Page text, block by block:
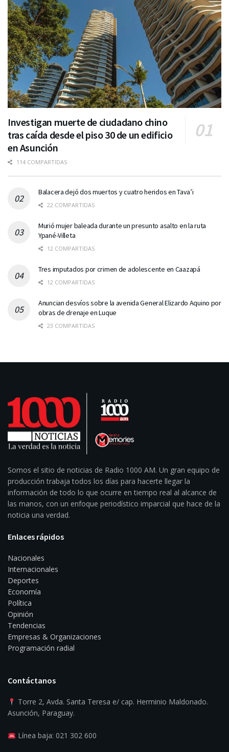
Investigan muerte de ciudadano chino
tras caída desde el piso 30 de un edificio
en Asunción
114 COMPARTIDAS
Balacera dejó dos muertos y cuatro heridos en Tava’i
22 COMPARTIDAS
Murió mujer baleada durante un presunto asalto en la ruta
Ypané-Villeta
12 COMPARTIDAS
Tres imputados por crimen de adolescente en Caazapá
12 COMPARTIDAS
Anuncian desvíos sobre la avenida General Elizardo Aquino por
obras de drenaje en Luque
23 COMPARTIDAS
Somos el sitio de noticias de Radio 1000 AM. Un gran equipo de
producción trabaja todos los días para hacerte llegar la
información de todo lo que ocurre en tiempo real al alcance de
las manos, con un enfoque periodístico imparcial que hace de la
noticia una verdad.
Enlaces rápidos
Nacionales
Internacionales
Deportes
Economía
Política
Opinión
Tendencias
Empresas & Organizaciones
Programación radial
Contáctanos
Torre 2, Avda. Santa Teresa e/ cap. Herminio Maldonado.
Asunción, Paraguay.
Línea baja: 021 302 600